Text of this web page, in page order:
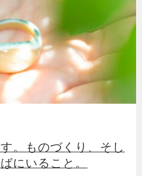
。ものづくり、そし
にいること。